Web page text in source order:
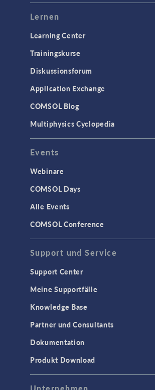
Lernen
Learning Center
Trainingskurse
Diskussionsforum
Application Exchange
COMSOL Blog
Multiphysics Cyclopedia
Events
Webinare
COMSOL Days
Alle Events
COMSOL Conference
Support und Service
Support Center
Meine Supportfälle
Knowledge Base
Partner und Consultants
Dokumentation
Produkt Download